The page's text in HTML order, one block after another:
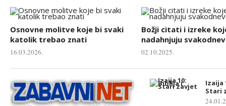
Osnovne molitve koje bi svaki
katolik trebao znati
16.03.2026.
Božji citati i izreke
nadahnjuju
02.10.2025.
Izaija
Stari